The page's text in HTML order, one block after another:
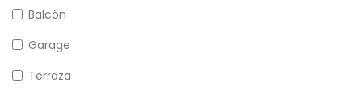
Balcón
Garage
Terraza